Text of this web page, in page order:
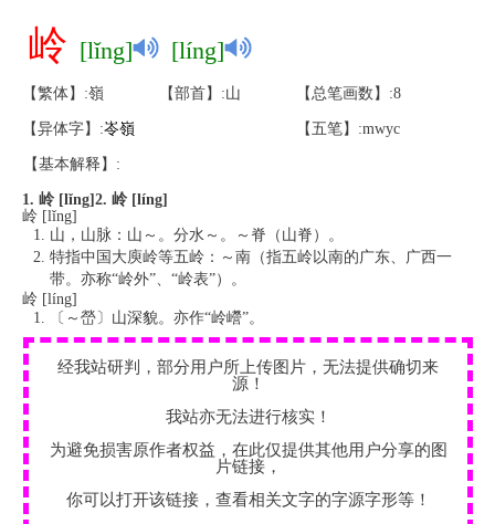
岭 [lǐng] [líng]
【繁体】:嶺 【部首】:山 【总笔画数】:8
【异体字】:岺嶺 【五笔】:mwyc
【基本解释】:
1. 岭 [lǐng] 2. 岭 [líng]
岭 [lǐng]
山，山脉：山～。分水～。～脊（山脊）。
特指中国大庾岭等五岭：～南（指五岭以南的广东、广西一
带。亦称“岭外”、“岭表”）。
岭 [líng]
〔～嵤〕山深貌。亦作“岭巆”。
经我站研判，部分用户所上传图片，无法提供确切来
源！
我站亦无法进行核实！
为避免损害原作者权益，在此仅提供其他用户分享的图
片链接，
你可以打开该链接，查看相关文字的字源字形等！